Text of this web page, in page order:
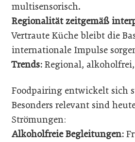
multisensorisch.
Regionalität zeitgemäß
Vertraute Küche bleibt die
internationale Impulse
Trends: Regional,
Foodpairing entwickelt sich
Besonders relevant sind
Strömungen:
Alkoholfreie Begleitungen: